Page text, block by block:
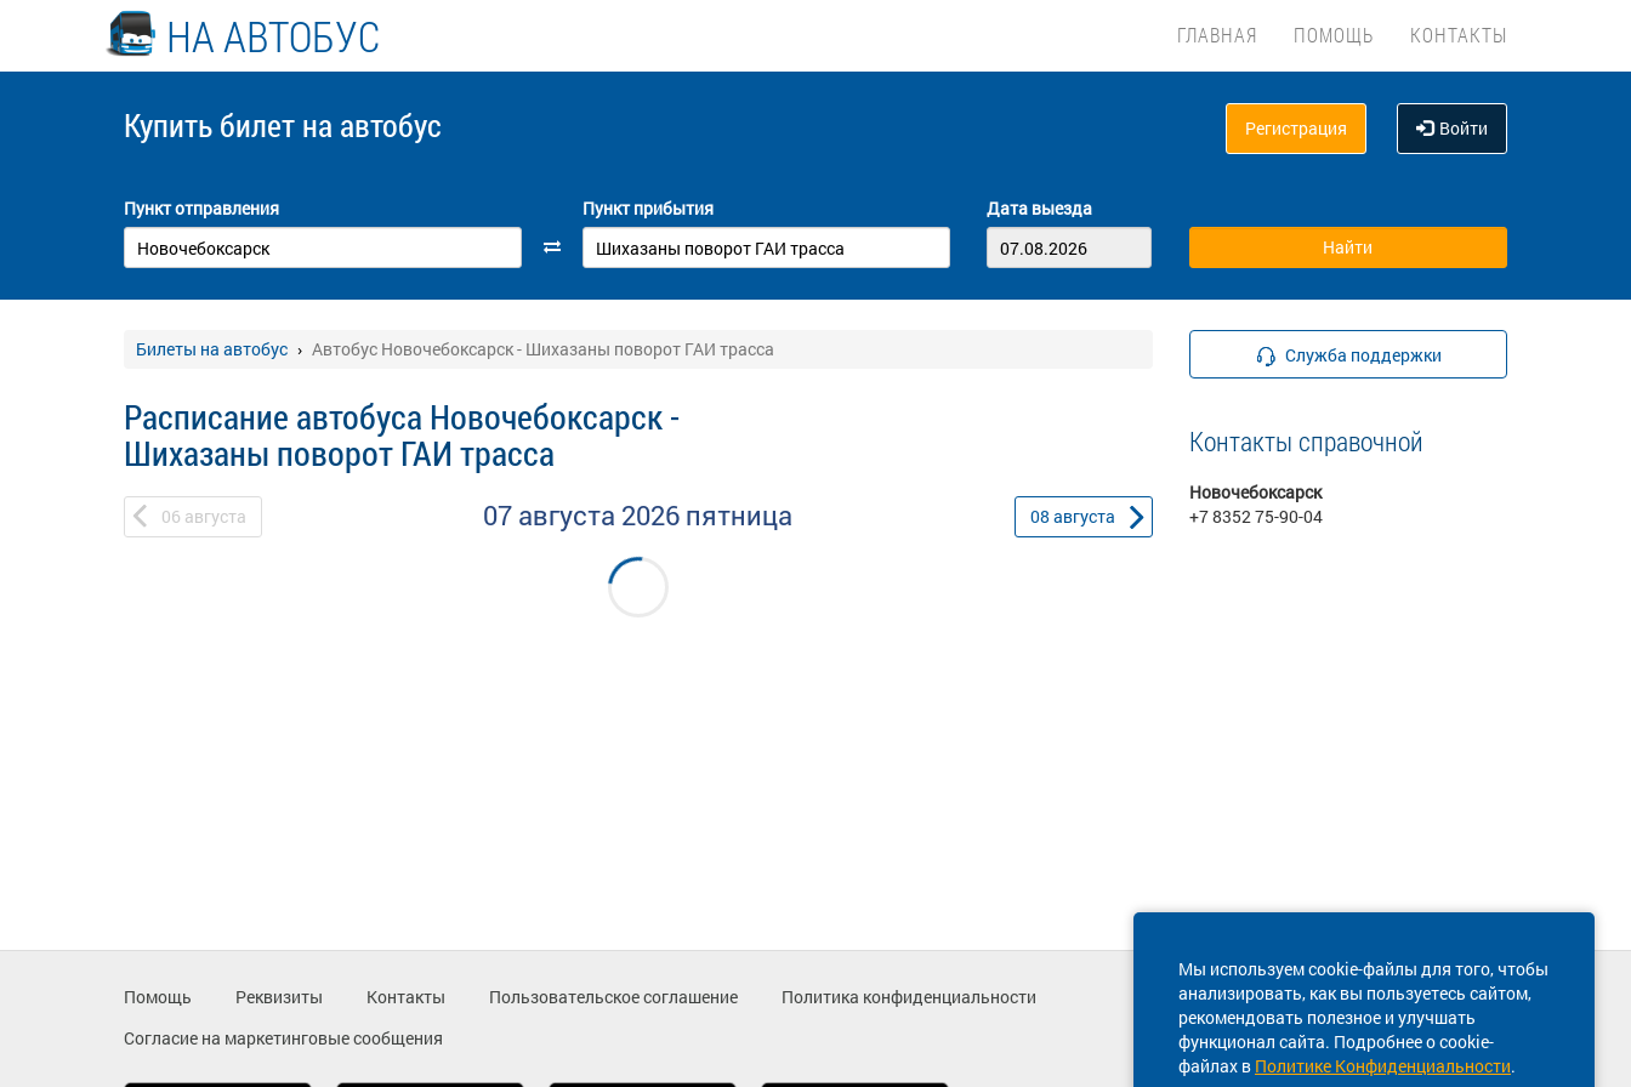
НА АВТОБУС ГЛАВНАЯ ПОМОЩЬ КОНТАКТЫ
Купить билет на автобус Регистрация Войти
Пункт отправления Пункт прибытия Дата выезда
Билеты на автобус Автобус Новочебоксарск - Шихазаны поворот ГАИ трасса
Расписание автобуса Новочебоксарск -
Шихазаны поворот ГАИ трасса
06 августа 07 августа 2026 пятница 08 августа
Служба поддержки
Контакты справочной
Новочебоксарск
+7 8352 75-90-04
Мы используем cookie-файлы для того, чтобы
анализировать, как вы пользуетесь сайтом,
рекомендовать полезное и улучшать
функционал сайта. Подробнее о cookie-
файлах в Политике Конфиденциальности.
Помощь Реквизиты Контакты Пользовательское соглашение
Политика конфиденциальности
Согласие на маркетинговые сообщения
Техническая поддержка сайта
8 800 600-03-38